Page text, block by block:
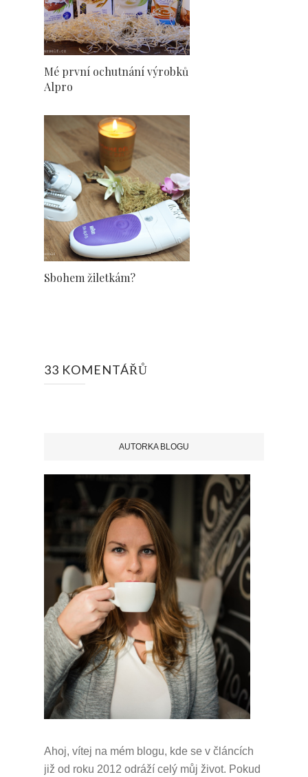
Mé první ochutnání výrobků
Alpro
Sbohem žiletkám?
33 KOMENTÁŘŮ
AUTORKA BLOGU
Ahoj, vítej na mém blogu, kde se v článcích
již od roku 2012 odráží celý můj život. Pokud